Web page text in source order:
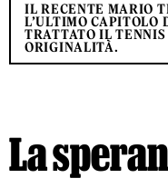
IL RECENTE MARIO
L’ULTIMO CAPITOLO
TRATTATO IL
ORIGINALITÀ.
La